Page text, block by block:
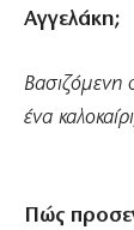
Αγγελάκη;
Βασιζόμενη
ένα
Πώς